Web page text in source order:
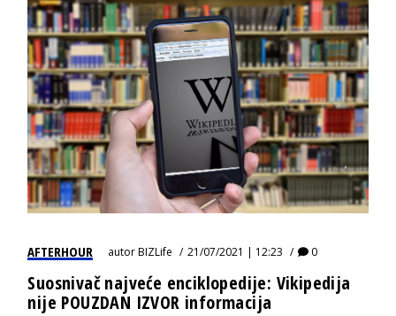
AFTERHOUR autorBIZLife 21/07/2021 | 12:23 0
Suosnivač najveće enciklopedije: Vikipedija
nije POUZDAN IZVOR informacija